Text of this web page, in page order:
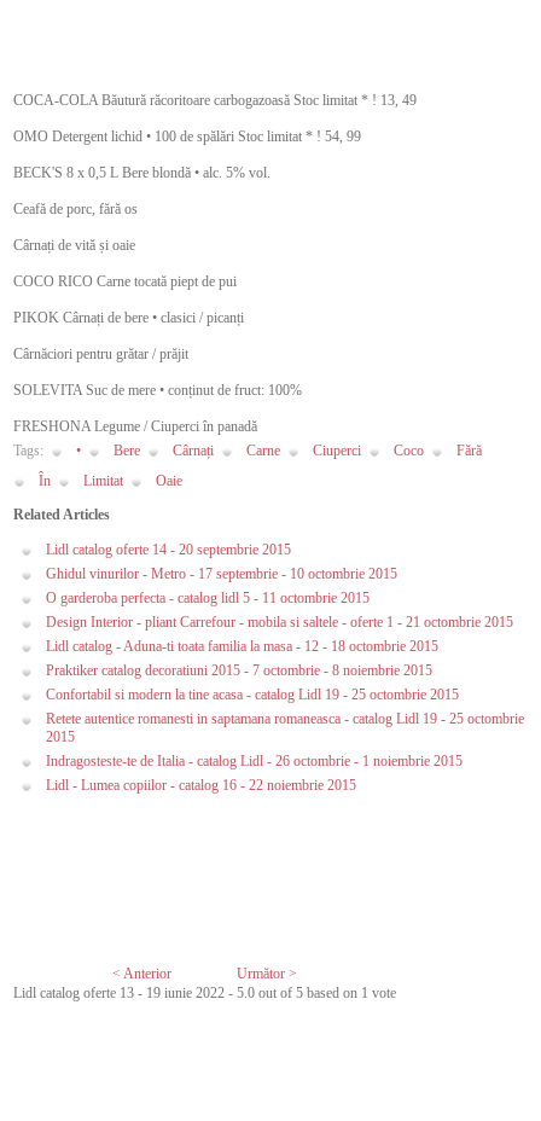
COCA-COLA Băutură răcoritoare carbogazoasă Stoc limitat * ! 13, 49
OMO Detergent lichid • 100 de spălări Stoc limitat * ! 54, 99
BECK'S 8 x 0,5 L Bere blondă • alc. 5% vol.
Ceafă de porc, fără os
Cârnați de vită și oaie
COCO RICO Carne tocată piept de pui
PIKOK Cârnați de bere • clasici / picanți
Cârnăciori pentru grătar / prăjit
SOLEVITA Suc de mere • conținut de fruct: 100%
FRESHONA Legume / Ciuperci în panadă
Tags:
• Bere Cârnați Carne Ciuperci Coco
Fără
În
Limitat
Oaie
Related Articles
Lidl catalog oferte 14 - 20 septembrie 2015
Ghidul vinurilor - Metro - 17 septembrie - 10 octombrie 2015
O garderoba perfecta - catalog lidl 5 - 11 octombrie 2015
Design Interior - pliant Carrefour - mobila si saltele - oferte 1 - 21 octombrie 2015
Lidl catalog - Aduna-ti toata familia la masa - 12 - 18 octombrie 2015
Praktiker catalog decoratiuni 2015 - 7 octombrie - 8 noiembrie 2015
Confortabil si modern la tine acasa - catalog Lidl 19 - 25 octombrie 2015
Retete autentice romanesti in saptamana romaneasca - catalog Lidl 19 - 25 octombrie
2015
Indragosteste-te de Italia - catalog Lidl - 26 octombrie - 1 noiembrie 2015
Lidl - Lumea copiilor - catalog 16 - 22 noiembrie 2015
< Anterior
Următor >
Lidl catalog oferte 13 - 19 iunie 2022 -5.0 out of5 based on 1 vote